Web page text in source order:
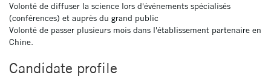
Volonté de diffuser la science lors d'événements spécialisés
(conférences) et auprès du grand public
Volonté de passer plusieurs mois dans l'établissement partenaire en
Chine.
Candidate profile